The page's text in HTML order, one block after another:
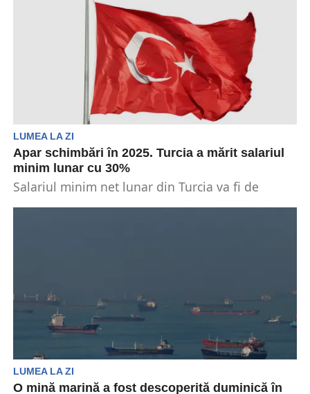
LUMEA LA ZI
Apar schimbări în 2025. Turcia a mărit salariul
minim lunar cu 30%
Salariul minim net lunar din Turcia va fi de
LUMEA LA ZI
O mină marină a fost descoperită duminică în